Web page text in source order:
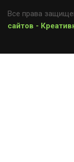
Все права
сайтов -